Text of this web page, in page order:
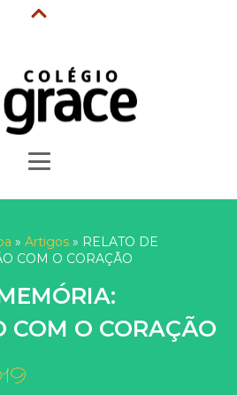
DO ALUNO
MATRÍCULAS
» Artigos » RELATO DE
COM O CORAÇÃO
COM O CORAÇÃO